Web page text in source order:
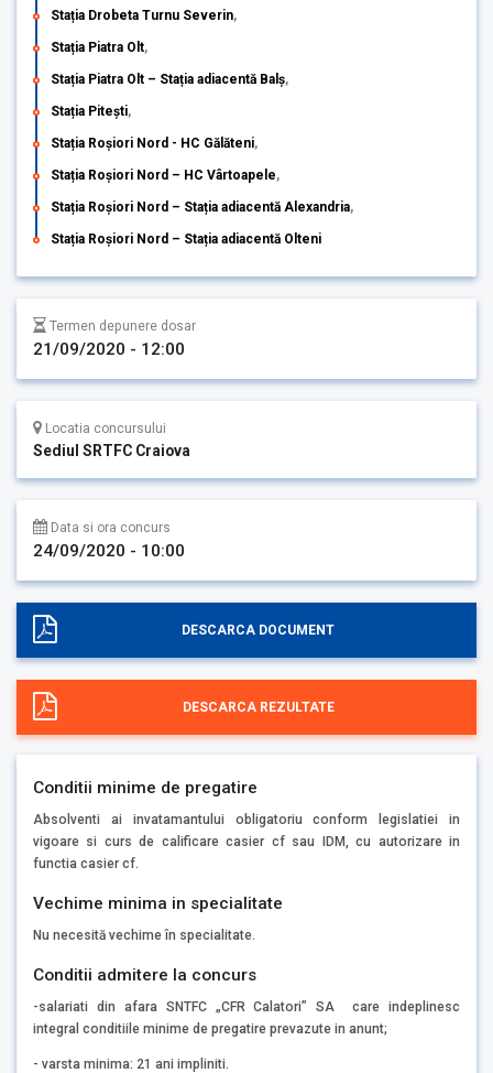
Stația Drobeta Turnu Severin,
Stația Piatra Olt,
Stația Piatra Olt – Stația adiacentă Balș,
Stația Pitești,
Stația Roșiori Nord - HC Gălăteni,
Stația Roșiori Nord – HC Vârtoapele,
Stația Roșiori Nord – Stația adiacentă Alexandria,
Stația Roșiori Nord – Stația adiacentă Olteni
Termen depunere dosar
21/09/2020 - 12:00
Locatia concursului
Sediul SRTFC Craiova
Data si ora concurs
24/09/2020 - 10:00
DESCARCA DOCUMENT
DESCARCA REZULTATE
Conditii minime de pregatire
Absolventi ai invatamantului obligatoriu conform legislatiei in
vigoare si curs de calificare casier cf sau IDM, cu autorizare in
functia casier cf.
Vechime minima in specialitate
Nu necesită vechime în specialitate.
Conditii admitere la concurs
-salariati din afara SNTFC „CFR Calatori” SA care indeplinesc
integral conditiile minime de pregatire prevazute in anunt;
- varsta minima: 21 ani impliniti.